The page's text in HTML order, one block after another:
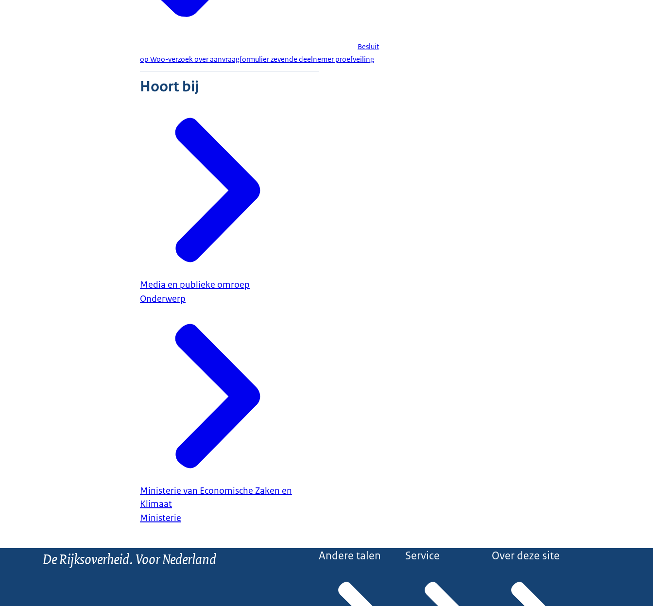
Besluit
op Woo-verzoek over aanvraagformulier zevende deelnemer proefveiling
Hoort bij
Media en publieke omroep
Onderwerp
Ministerie van Economische Zaken en
Klimaat
Ministerie
De Rijksoverheid. Voor Nederland Andere talen Service Over deze site